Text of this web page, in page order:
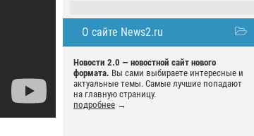
О сайте News2.ru
Новости 2.0 — новостной сайт нового
формата. Вы сами выбираете интересные и
актуальные темы. Самые лучшие попадают
на главную страницу.
подробнее →